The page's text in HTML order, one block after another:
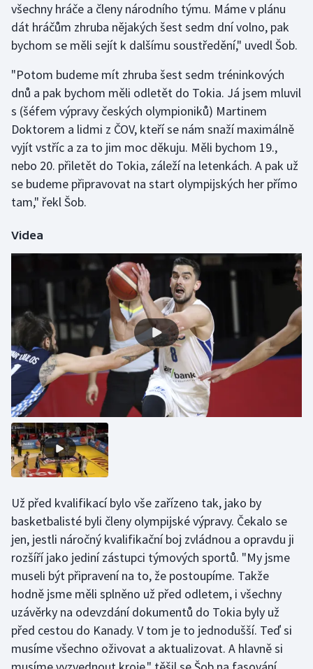
Sportovní střelba
Stolní tenis
Triatlon
Veslování
Vodní slalom
Volejbal
všechny hráče a členy národního týmu. Máme v plánu
dát hráčům zhruba nějakých šest sedm dní volno, pak
bychom se měli sejít k dalšímu soustředění," uvedl Šob.
"Potom budeme mít zhruba šest sedm tréninkových
dnů a pak bychom měli odletět do Tokia. Já jsem mluvil
s (šéfem výpravy českých olympioniků) Martinem
Doktorem a lidmi z ČOV, kteří se nám snaží maximálně
vyjít vstříc a za to jim moc děkuju. Měli bychom 19.,
nebo 20. přiletět do Tokia, záleží na letenkách. A pak už
se budeme připravovat na start olympijských her přímo
tam," řekl Šob.
Videa
Už před kvalifikací bylo vše zařízeno tak, jako by
basketbalisté byli členy olympijské výpravy. Čekalo se
jen, jestli náročný kvalifikační boj zvládnou a opravdu ji
rozšíří jako jediní zástupci týmových sportů. "My jsme
museli být připravení na to, že postoupíme. Takže
hodně jsme měli splněno už před odletem, i všechny
uzávěrky na odevzdání dokumentů do Tokia byly už
před cestou do Kanady. V tom je to jednodušší. Teď si
musíme všechno oživovat a aktualizovat. A hlavně si